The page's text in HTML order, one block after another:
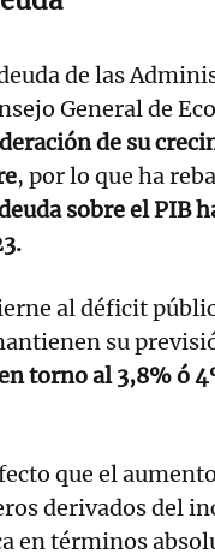
de las
General de
de su
, por lo que ha
sobre el PIB
al déficit
su
torno al 3,8% ó
que el
derivados del
en términos